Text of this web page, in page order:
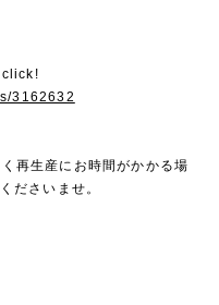
click!
3162632
再生産にお時間がかかる場
ださいませ。